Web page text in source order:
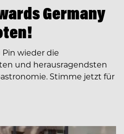
Germany
wieder die
und herausragendsten
Stimme jetzt für